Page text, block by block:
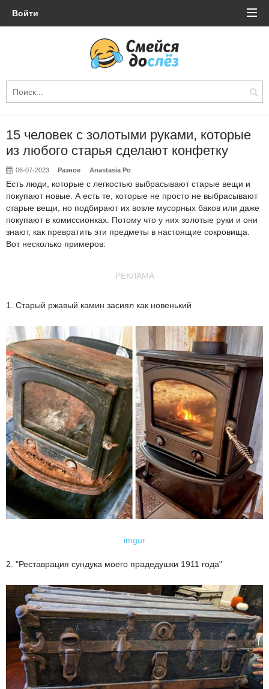
Войти
15 человек с золотыми руками, которые
из любого старья сделают конфетку
06-07-2023 Разное Anastasia Po
Есть люди, которые с легкостью выбрасывают старые вещи и
покупают новые. А есть те, которые не просто не выбрасывают
старые вещи, но подбирают их возле мусорных баков или даже
покупают в комиссионках. Потому что у них золотые руки и они
знают, как превратить эти предметы в настоящие сокровища.
Вот несколько примеров:
РЕКЛАМА
1. Старый ржавый камин засиял как новенький
imgur
2. "Реставрация сундука моего прадедушки 1911 года"